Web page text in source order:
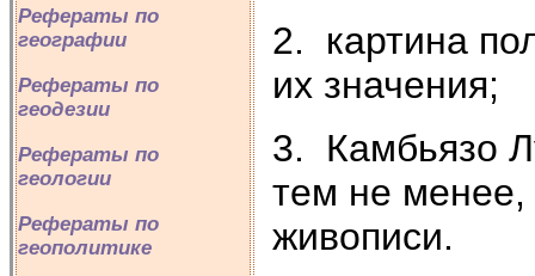
Рефераты по
географии
Рефераты по
геодезии
Рефераты по
геологии
Рефераты по
геополитике
2. картина
их значения;
3. Камбьязо
тем не
живописи.